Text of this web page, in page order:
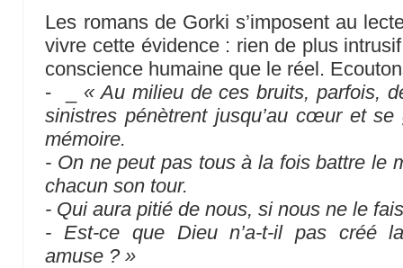
Les romans de Gorki s’imposent au
vivre cette évidence : rien de plus
conscience humaine que le réel.
- _ « Au milieu de ces bruits, parfois,
sinistres pénètrent jusqu’au cœur et
mémoire.
- On ne peut pas tous à la fois battre le
chacun son tour.
- Qui aura pitié de nous, si nous ne le
- Est-ce que Dieu n’a-t-il pas créé
amuse ? »